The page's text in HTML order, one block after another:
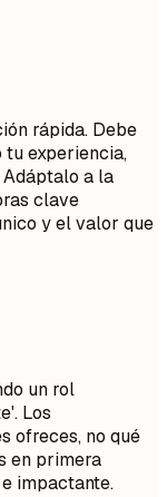
rápida. Debe
tu experiencia,
a la
clave
y el valor que
un rol
Los
ofreces, no qué
en primera
impactante.